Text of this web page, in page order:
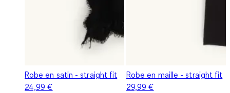
Robe en satin - straight fit
24,99 €
Robe en maille - straight fit
29,99 €